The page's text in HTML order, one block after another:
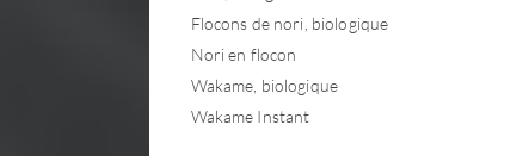
Flocons de nori, biologique
Nori en flocon
Wakame, biologique
Wakame Instant